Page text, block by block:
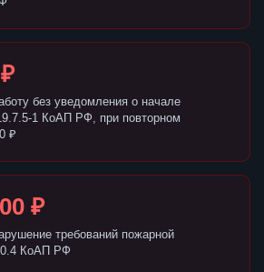
без уведомления о начале
1 КоАП РФ, при повторном
₽
₽
требований пожарной
КоАП РФ